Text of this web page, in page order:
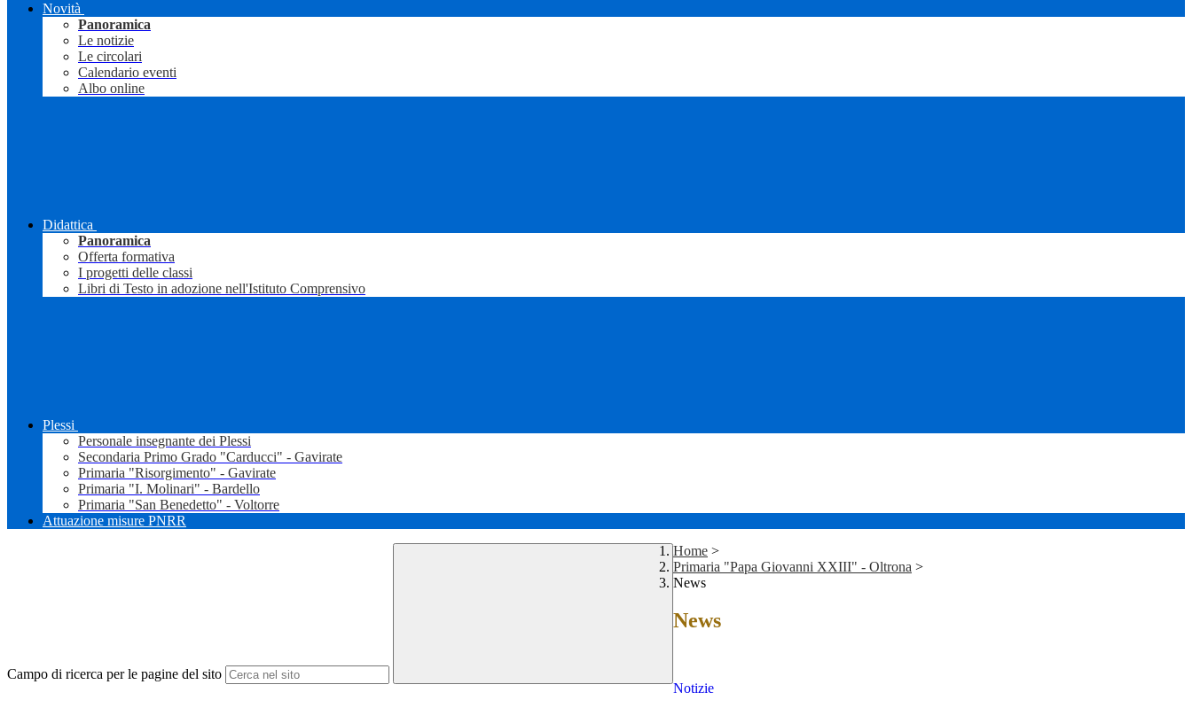
Novità
Panoramica
Le notizie
Le circolari
Calendario eventi
Albo online
Didattica
Panoramica
Offerta formativa
I progetti delle classi
Libri di Testo in adozione nell'Istituto Comprensivo
Plessi
Personale insegnante dei Plessi
Secondaria Primo Grado "Carducci" - Gavirate
Primaria "Risorgimento" - Gavirate
Primaria "I. Molinari" - Bardello
Primaria "San Benedetto" - Voltorre
Attuazione misure PNRR
Campo di ricerca per le pagine del sito
Home >
Primaria "Papa Giovanni XXIII" - Oltrona >
News
News
Notizie